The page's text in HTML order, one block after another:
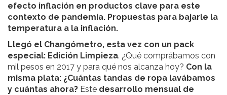
efecto inflación en productos clave para este
contexto de pandemia. Propuestas para bajarle la
temperatura a la inflación.
Llegó el Changómetro, esta vez con un pack
especial: Edición Limpieza. ¿Qué comprábamos con
mil pesos en 2017 y para qué nos alcanza hoy? Con la
misma plata: ¿Cuántas tandas de ropa lavábamos
y cuántas ahora? Este desarrollo mensual de